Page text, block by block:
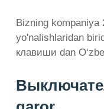
Bizning
yo'nalishlaridan
клавиши dan